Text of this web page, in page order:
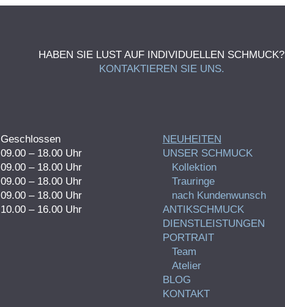
HABEN SIE LUST AUF INDIVIDUELLEN SCHMUCK?
KONTAKTIEREN SIE UNS.
Geschlossen
09.00 – 18.00 Uhr
09.00 – 18.00 Uhr
09.00 – 18.00 Uhr
09.00 – 18.00 Uhr
10.00 – 16.00 Uhr
NEUHEITEN
UNSER SCHMUCK
Kollektion
Trauringe
nach Kundenwunsch
ANTIKSCHMUCK
DIENSTLEISTUNGEN
PORTRAIT
Team
Atelier
BLOG
KONTAKT